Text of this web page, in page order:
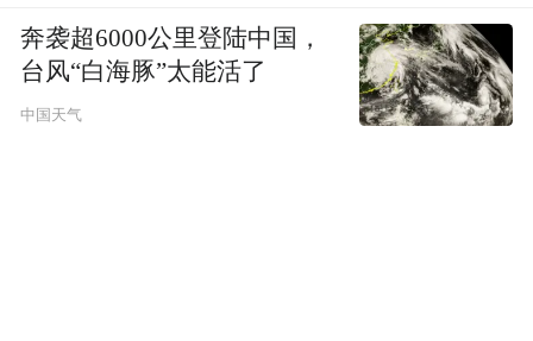
奔袭超6000公里登陆中国，
台风“白海豚”太能活了
中国天气